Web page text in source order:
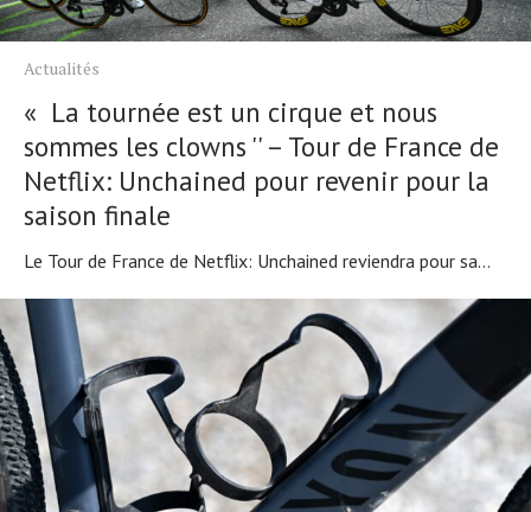
Actualités
« La tournée est un cirque et nous
sommes les clowns '' – Tour de France de
Netflix: Unchained pour revenir pour la
saison finale
Le Tour de France de Netflix: Unchained reviendra pour sa...
Actualités
Technologies
Tests de produits
Conseils
Tendances
Tous nos articles
À propos